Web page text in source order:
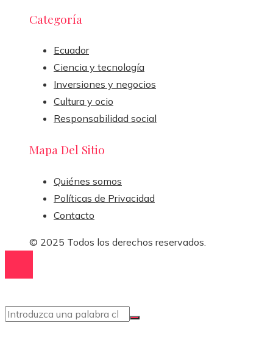
Categoría
Ecuador
Ciencia y tecnología
Inversiones y negocios
Cultura y ocio
Responsabilidad social
Mapa Del Sitio
Quiénes somos
Políticas de Privacidad
Contacto
© 2025 Todos los derechos reservados.